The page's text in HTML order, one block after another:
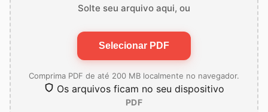
Solte seu arquivo aqui, ou
Selecionar PDF
Comprima PDF de até 200 MB localmente no navegador.
Os arquivos ficam no seu dispositivo
PDF